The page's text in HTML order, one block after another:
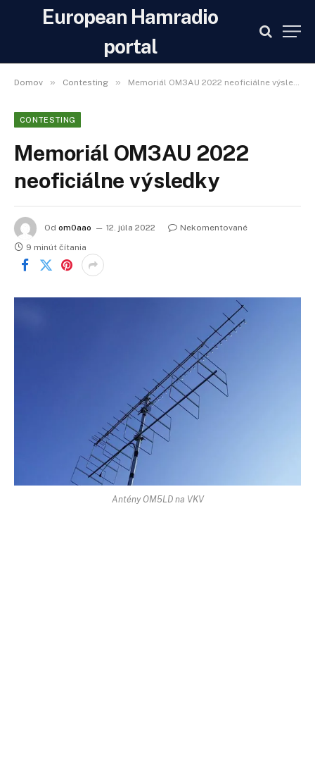
European Hamradio
portal
Domov » Contesting » Memoriál OM3AU 2022 neoficiálne výsledky
CONTESTING
Memoriál OM3AU 2022
neoficiálne výsledky
Od om0aao 12. júla 2022
Nekomentované
9 minút čítania
Antény OM5LD na VKV